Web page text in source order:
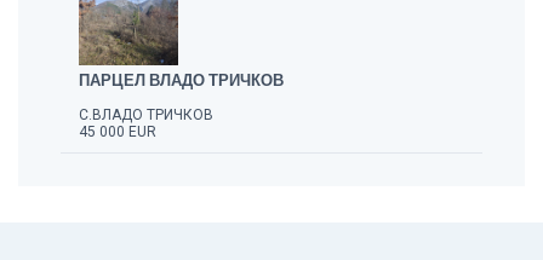
ПАРЦЕЛ ВЛАДО ТРИЧКОВ
С.ВЛАДО ТРИЧКОВ
45 000 EUR